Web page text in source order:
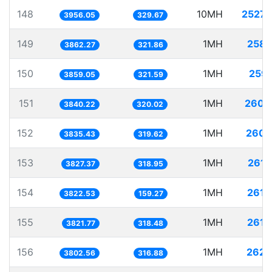
148 3956.05 329.67 10MH
149 3862.27 321.86 1MH
150 3859.05 321.59 1MH
151 3840.22 320.02 1MH
152 3835.43 319.62 1MH
153 3827.37 318.95 1MH
154 3822.53 159.27 1MH
155 3821.77 318.48 1MH
156 3802.56 316.88 1MH